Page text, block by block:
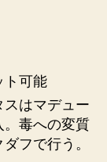
ト可能
はマデュー
。毒への変質
フで行う。